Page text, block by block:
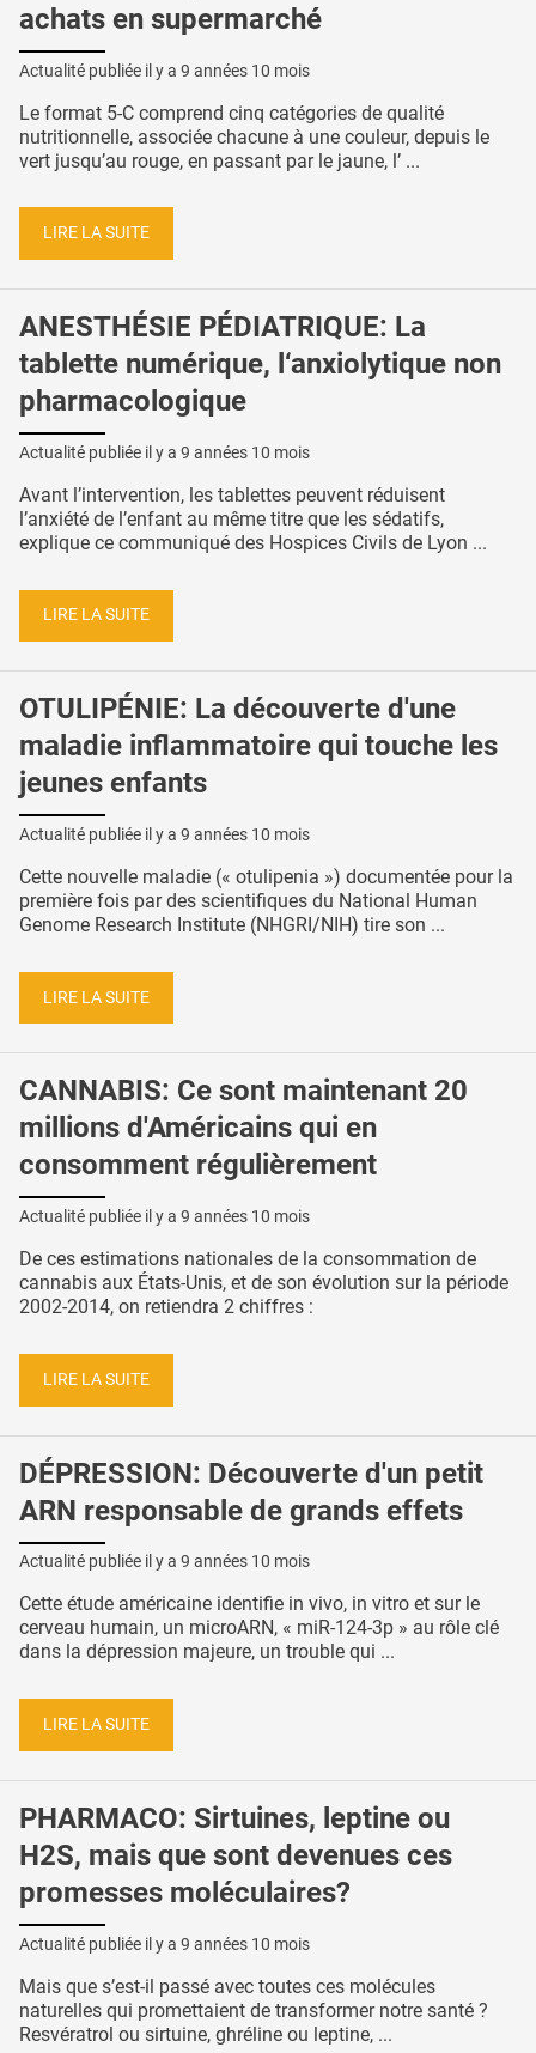
achats en supermarché
Actualité publiée il y a 9 années 10 mois
Le format 5-C comprend cinq catégories de qualité
nutritionnelle, associée chacune à une couleur, depuis le
vert jusqu’au rouge, en passant par le jaune, l’ ...
LIRE LA SUITE
ANESTHÉSIE PÉDIATRIQUE: La
tablette numérique, l‘anxiolytique non
pharmacologique
Actualité publiée il y a 9 années 10 mois
Avant l’intervention, les tablettes peuvent réduisent
l’anxiété de l’enfant au même titre que les sédatifs,
explique ce communiqué des Hospices Civils de Lyon ...
LIRE LA SUITE
OTULIPÉNIE: La découverte d'une
maladie inflammatoire qui touche les
jeunes enfants
Actualité publiée il y a 9 années 10 mois
Cette nouvelle maladie (« otulipenia ») documentée pour la
première fois par des scientifiques du National Human
Genome Research Institute (NHGRI/NIH) tire son ...
LIRE LA SUITE
CANNABIS: Ce sont maintenant 20
millions d'Américains qui en
consomment régulièrement
Actualité publiée il y a 9 années 10 mois
De ces estimations nationales de la consommation de
cannabis aux États-Unis, et de son évolution sur la période
2002-2014, on retiendra 2 chiffres :
LIRE LA SUITE
DÉPRESSION: Découverte d'un petit
ARN responsable de grands effets
Actualité publiée il y a 9 années 10 mois
Cette étude américaine identifie in vivo, in vitro et sur le
cerveau humain, un microARN, « miR-124-3p » au rôle clé
dans la dépression majeure, un trouble qui ...
LIRE LA SUITE
PHARMACO: Sirtuines, leptine ou
H2S, mais que sont devenues ces
promesses moléculaires?
Actualité publiée il y a 9 années 10 mois
Mais que s’est-il passé avec toutes ces molécules
naturelles qui promettaient de transformer notre santé ?
Resvératrol ou sirtuine, ghréline ou leptine, ...